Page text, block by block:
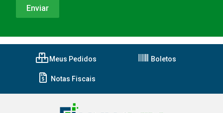
Meus Pedidos Boletos
Notas Fiscais